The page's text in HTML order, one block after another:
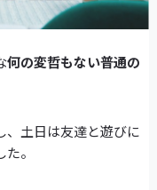
何の変哲もない普通の
、土日は友達と遊びに
。